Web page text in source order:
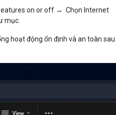
features on or off → Chọn Internet
mục.
hoạt động ổn định và an toàn sau